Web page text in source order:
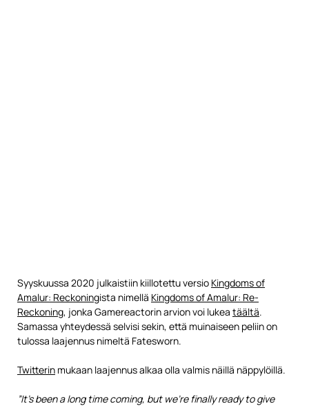
Syyskuussa 2020 julkaistiin kiillotettu versio Kingdoms of
Amalur: Reckoningista nimellä Kingdoms of Amalur: Re-
Reckoning, jonka Gamereactorin arvion voi lukea täältä.
Samassa yhteydessä selvisi sekin, että muinaiseen peliin on
tulossa laajennus nimeltä Fatesworn.
Twitterin mukaan laajennus alkaa olla valmis näillä näppylöillä.
”It’s been a long time coming, but we’re finally ready to give